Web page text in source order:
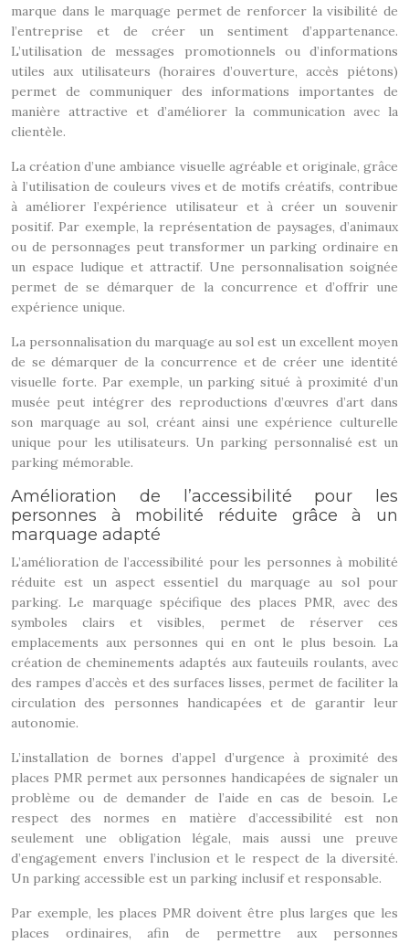
marque dans le marquage permet de renforcer la visibilité de
l’entreprise et de créer un sentiment d’appartenance.
L’utilisation de messages promotionnels ou d’informations
utiles aux utilisateurs (horaires d’ouverture, accès piétons)
permet de communiquer des informations importantes de
manière attractive et d’améliorer la communication avec la
clientèle.
La création d’une ambiance visuelle agréable et originale, grâce
à l’utilisation de couleurs vives et de motifs créatifs, contribue
à améliorer l’expérience utilisateur et à créer un souvenir
positif. Par exemple, la représentation de paysages, d’animaux
ou de personnages peut transformer un parking ordinaire en
un espace ludique et attractif. Une personnalisation soignée
permet de se démarquer de la concurrence et d’offrir une
expérience unique.
La personnalisation du marquage au sol est un excellent moyen
de se démarquer de la concurrence et de créer une identité
visuelle forte. Par exemple, un parking situé à proximité d’un
musée peut intégrer des reproductions d’œuvres d’art dans
son marquage au sol, créant ainsi une expérience culturelle
unique pour les utilisateurs. Un parking personnalisé est un
parking mémorable.
Amélioration de l’accessibilité pour les
personnes à mobilité réduite grâce à un
marquage adapté
L’amélioration de l’accessibilité pour les personnes à mobilité
réduite est un aspect essentiel du marquage au sol pour
parking. Le marquage spécifique des places PMR, avec des
symboles clairs et visibles, permet de réserver ces
emplacements aux personnes qui en ont le plus besoin. La
création de cheminements adaptés aux fauteuils roulants, avec
des rampes d’accès et des surfaces lisses, permet de faciliter la
circulation des personnes handicapées et de garantir leur
autonomie.
L’installation de bornes d’appel d’urgence à proximité des
places PMR permet aux personnes handicapées de signaler un
problème ou de demander de l’aide en cas de besoin. Le
respect des normes en matière d’accessibilité est non
seulement une obligation légale, mais aussi une preuve
d’engagement envers l’inclusion et le respect de la diversité.
Un parking accessible est un parking inclusif et responsable.
Par exemple, les places PMR doivent être plus larges que les
places ordinaires, afin de permettre aux personnes